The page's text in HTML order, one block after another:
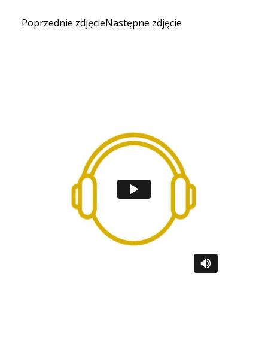
Poprzednie zdjęcieNastępne zdjęcie